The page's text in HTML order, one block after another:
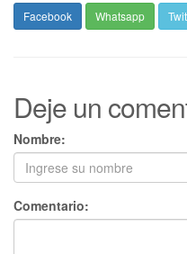
Facebook Whatsapp
Deje un
Nombre:
Comentario: